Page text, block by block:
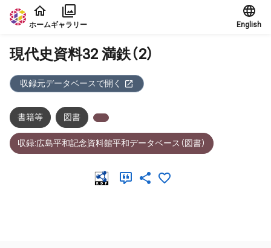
本文に飛ぶ
ホームギャラリー English
現代史資料32 満鉄（2）
収録元データベースで開く
書籍等 図書
収録:広島平和記念資料館平和データベース（図書）